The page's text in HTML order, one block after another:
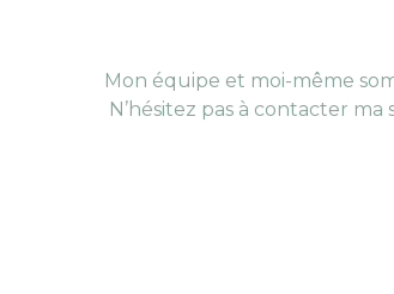
Mon équipe et moi-même
N’hésitez pas à contacter